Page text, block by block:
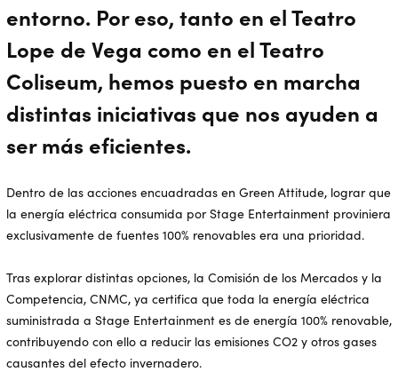
entorno. Por eso, tanto en elTeatro
Lope de Vega como en elTeatro
Coliseum, hemos puesto en marcha
distintas iniciativas que nos ayuden a
ser más eficientes.
Dentro de las acciones encuadradas en Green Attitude, lograr que
la energía eléctrica consumida por Stage Entertainment proviniera
exclusivamente de fuentes 100% renovables era una prioridad.
Tras explorar distintas opciones, la Comisión de los Mercados y la
Competencia, CNMC, ya certifica que toda la energía eléctrica
suministrada a Stage Entertainment es de energía 100% renovable,
contribuyendo con ello a reducir las emisiones CO2 y otros gases
causantes del efecto invernadero.